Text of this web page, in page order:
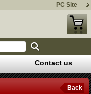
PC Site
Contact us
Back